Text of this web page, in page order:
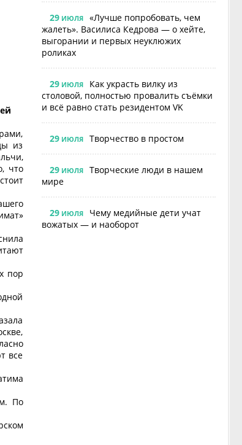
из
что
пор
все
По
29ИЮЛЯ
«Лучше попробовать, чем
жалеть». Василиса Кедрова — о хейте,
выгорании и первых неуклюжих
роликах
29ИЮЛЯ
Как украсть вилку из
столовой, полностью провалить съёмки
и всё равно стать резидентом VK
29ИЮЛЯ Творчество в простом
29ИЮЛЯ
Творческие люди в нашем
мире
29ИЮЛЯ
Чему медийные дети учат
вожатых — и наоборот